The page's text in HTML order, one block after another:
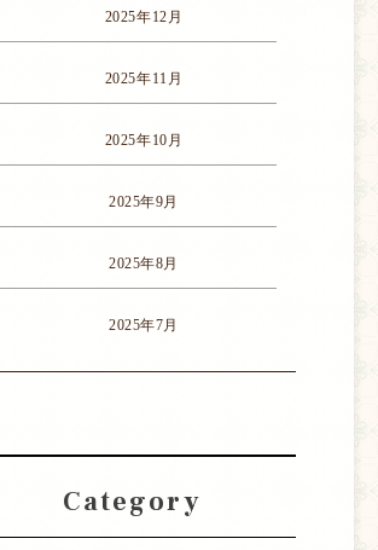
2025年12月
2025年11月
2025年10月
2025年9月
2025年8月
2025年7月
Category